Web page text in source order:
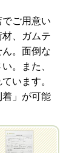
ムから画像
梱包キット
は送料無料
」を友だちに
のカメラで
ーク中に送
梱包キットを
は送料無料で
ご用意い
、ガムテ
。面倒な
。また、
います。
」が可能